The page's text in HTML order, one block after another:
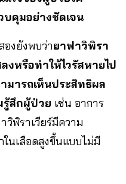
บคุมอย่างชัดเจน
องยังพบว่ายาฟาวิพิรา
งหรือทำให้ไวรัสหายไป
มารถเห็นประสิทธิผล
รู้สึกผู้ป่วย เช่น อาการ
วิพิราเวียร์มีความ
นเลือดสูงขึ้นแบบไม่มี